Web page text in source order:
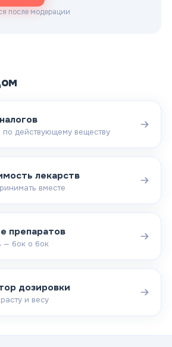
после модерации
по действующему веществу
лекарств
вместе
препаратов
— бок о бок
дозировки
и весу